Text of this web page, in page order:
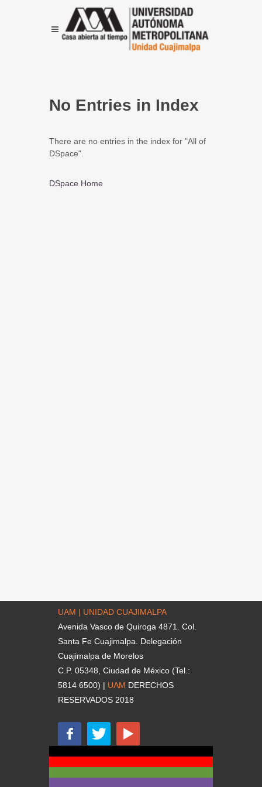
No Entries in Index
There are no entries in the index for "All of
DSpace".
DSpace Home
UAM | UNIDAD CUAJIMALPA
Avenida Vasco de Quiroga 4871. Col.
Santa Fe Cuajimalpa. Delegación
Cuajimalpa de Morelos
C.P. 05348, Ciudad de México (Tel.:
5814 6500) | UAM DERECHOS
RESERVADOS 2018